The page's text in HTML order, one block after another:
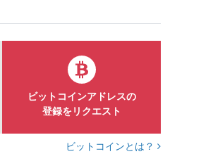
ビットコインアドレスの
登録をリクエスト
ビットコインとは？